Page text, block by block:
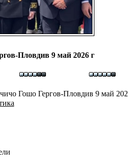
Пловдив 9 май 2026 г
Гошо Гергов-Пловдив 9 май